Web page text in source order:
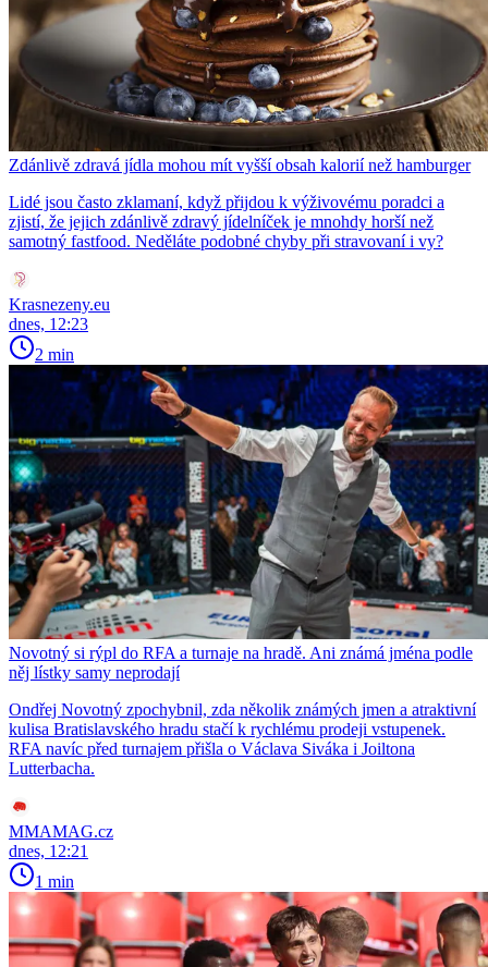
Zdánlivě zdravá jídla mohou mít vyšší obsah kalorií než hamburger
Lidé jsou často zklamaní, když přijdou k výživovému poradci a
zjistí, že jejich zdánlivě zdravý jídelníček je mnohdy horší než
samotný fastfood. Neděláte podobné chyby při stravovaní i vy?
Krasnezeny.eu
dnes, 12:23
2 min
Novotný si rýpl do RFA a turnaje na hradě. Ani známá jména podle
něj lístky samy neprodají
Ondřej Novotný zpochybnil, zda několik známých jmen a atraktivní
kulisa Bratislavského hradu stačí k rychlému prodeji vstupenek.
RFA navíc před turnajem přišla o Václava Siváka i Joiltona
Lutterbacha.
MMAMAG.cz
dnes, 12:21
1 min